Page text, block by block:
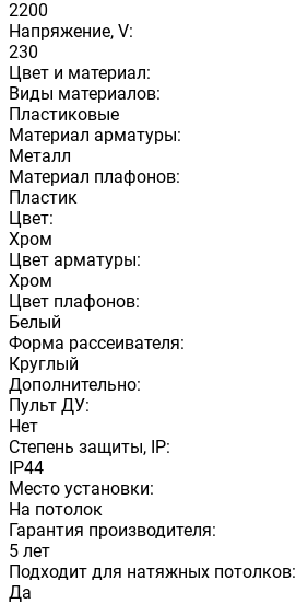
2200
Напряжение, V:
230
Цвет и материал:
Виды материалов:
Пластиковые
Материал арматуры:
Металл
Материал плафонов:
Пластик
Цвет:
Хром
Цвет арматуры:
Хром
Цвет плафонов:
Белый
Форма рассеивателя:
Круглый
Дополнительно:
Пульт ДУ:
Нет
Степень защиты, IP:
IP44
Место установки:
На потолок
Гарантия производителя:
5 лет
Подходит для натяжных потолков:
Да